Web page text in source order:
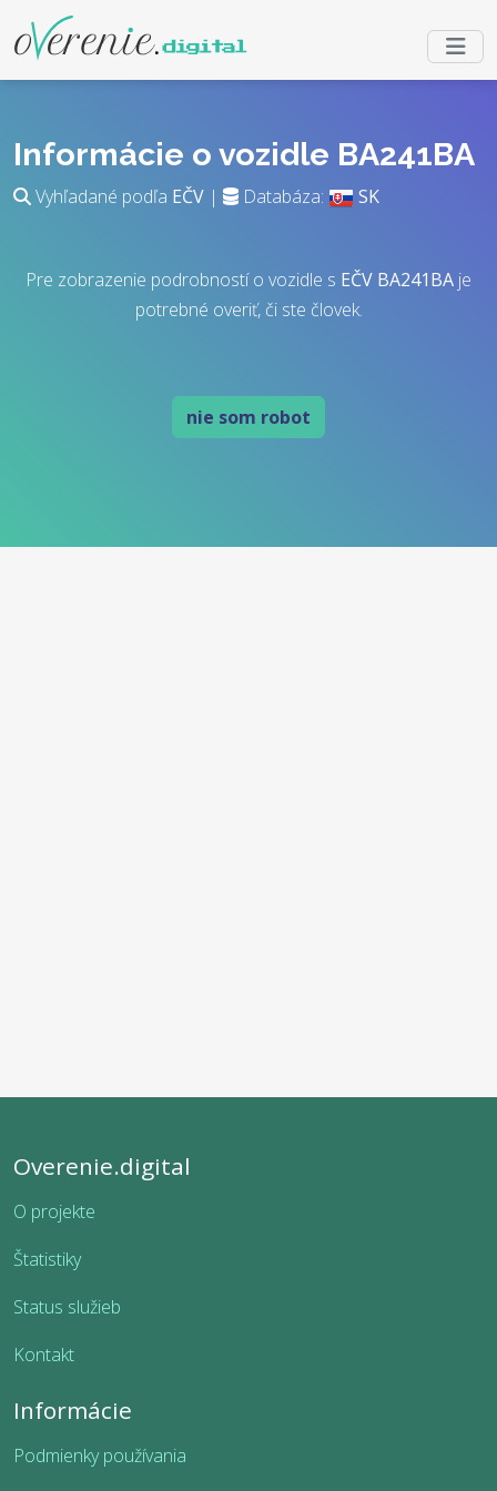
Informácie o vozidle BA241BA
Vyhľadané podľa EČV | Databáza: SK
Pre zobrazenie podrobností o vozidle s EČV BA241BA je
potrebné overiť, či ste človek.
nie som robot
Overenie.digital
O projekte
Štatistiky
Status služieb
Kontakt
Informácie
Podmienky používania